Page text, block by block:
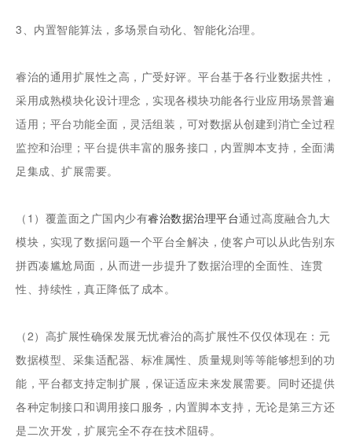
3、内置智能算法，多场景自动化、智能化治理。
睿治的通用扩展性之高，广受好评。平台基于各行业数据共性，
采用成熟模块化设计理念，实现各模块功能各行业应用场景普遍
适用；平台功能全面，灵活组装，可对数据从创建到消亡全过程
监控和治理；平台提供丰富的服务接口，内置脚本支持，全面满
足集成、扩展需要。
（1）覆盖面之广国内少有睿治数据治理平台通过高度融合九大
模块，实现了数据问题一个平台全解决，使客户可以从此告别东
拼西凑尴尬局面，从而进一步提升了数据治理的全面性、连贯
性、持续性，真正降低了成本。
（2）高扩展性确保发展无忧睿治的高扩展性不仅仅体现在：元
数据模型、采集适配器、标准属性、质量规则等等能够想到的功
能，平台都支持定制扩展，保证适应未来发展需要。同时还提供
各种定制接口和调用接口服务，内置脚本支持，无论是第三方还
是二次开发，扩展完全不存在技术阻碍。